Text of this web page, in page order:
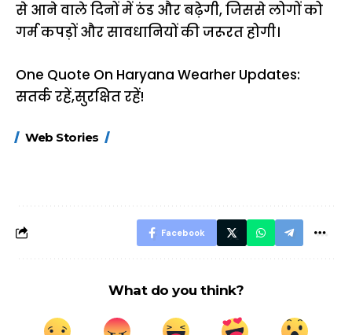
से आने वाले दिनों में ठंड और बढ़ेगी, जिससे लोगों को
गर्म कपड़ों और सावधानियों की जरूरत होगी।
One Quote On Haryana Wearher Updates:
सतर्क रहें,सुरक्षित रहें!
Web Stories
FASTag के ये नए
Facebook
What do you think?